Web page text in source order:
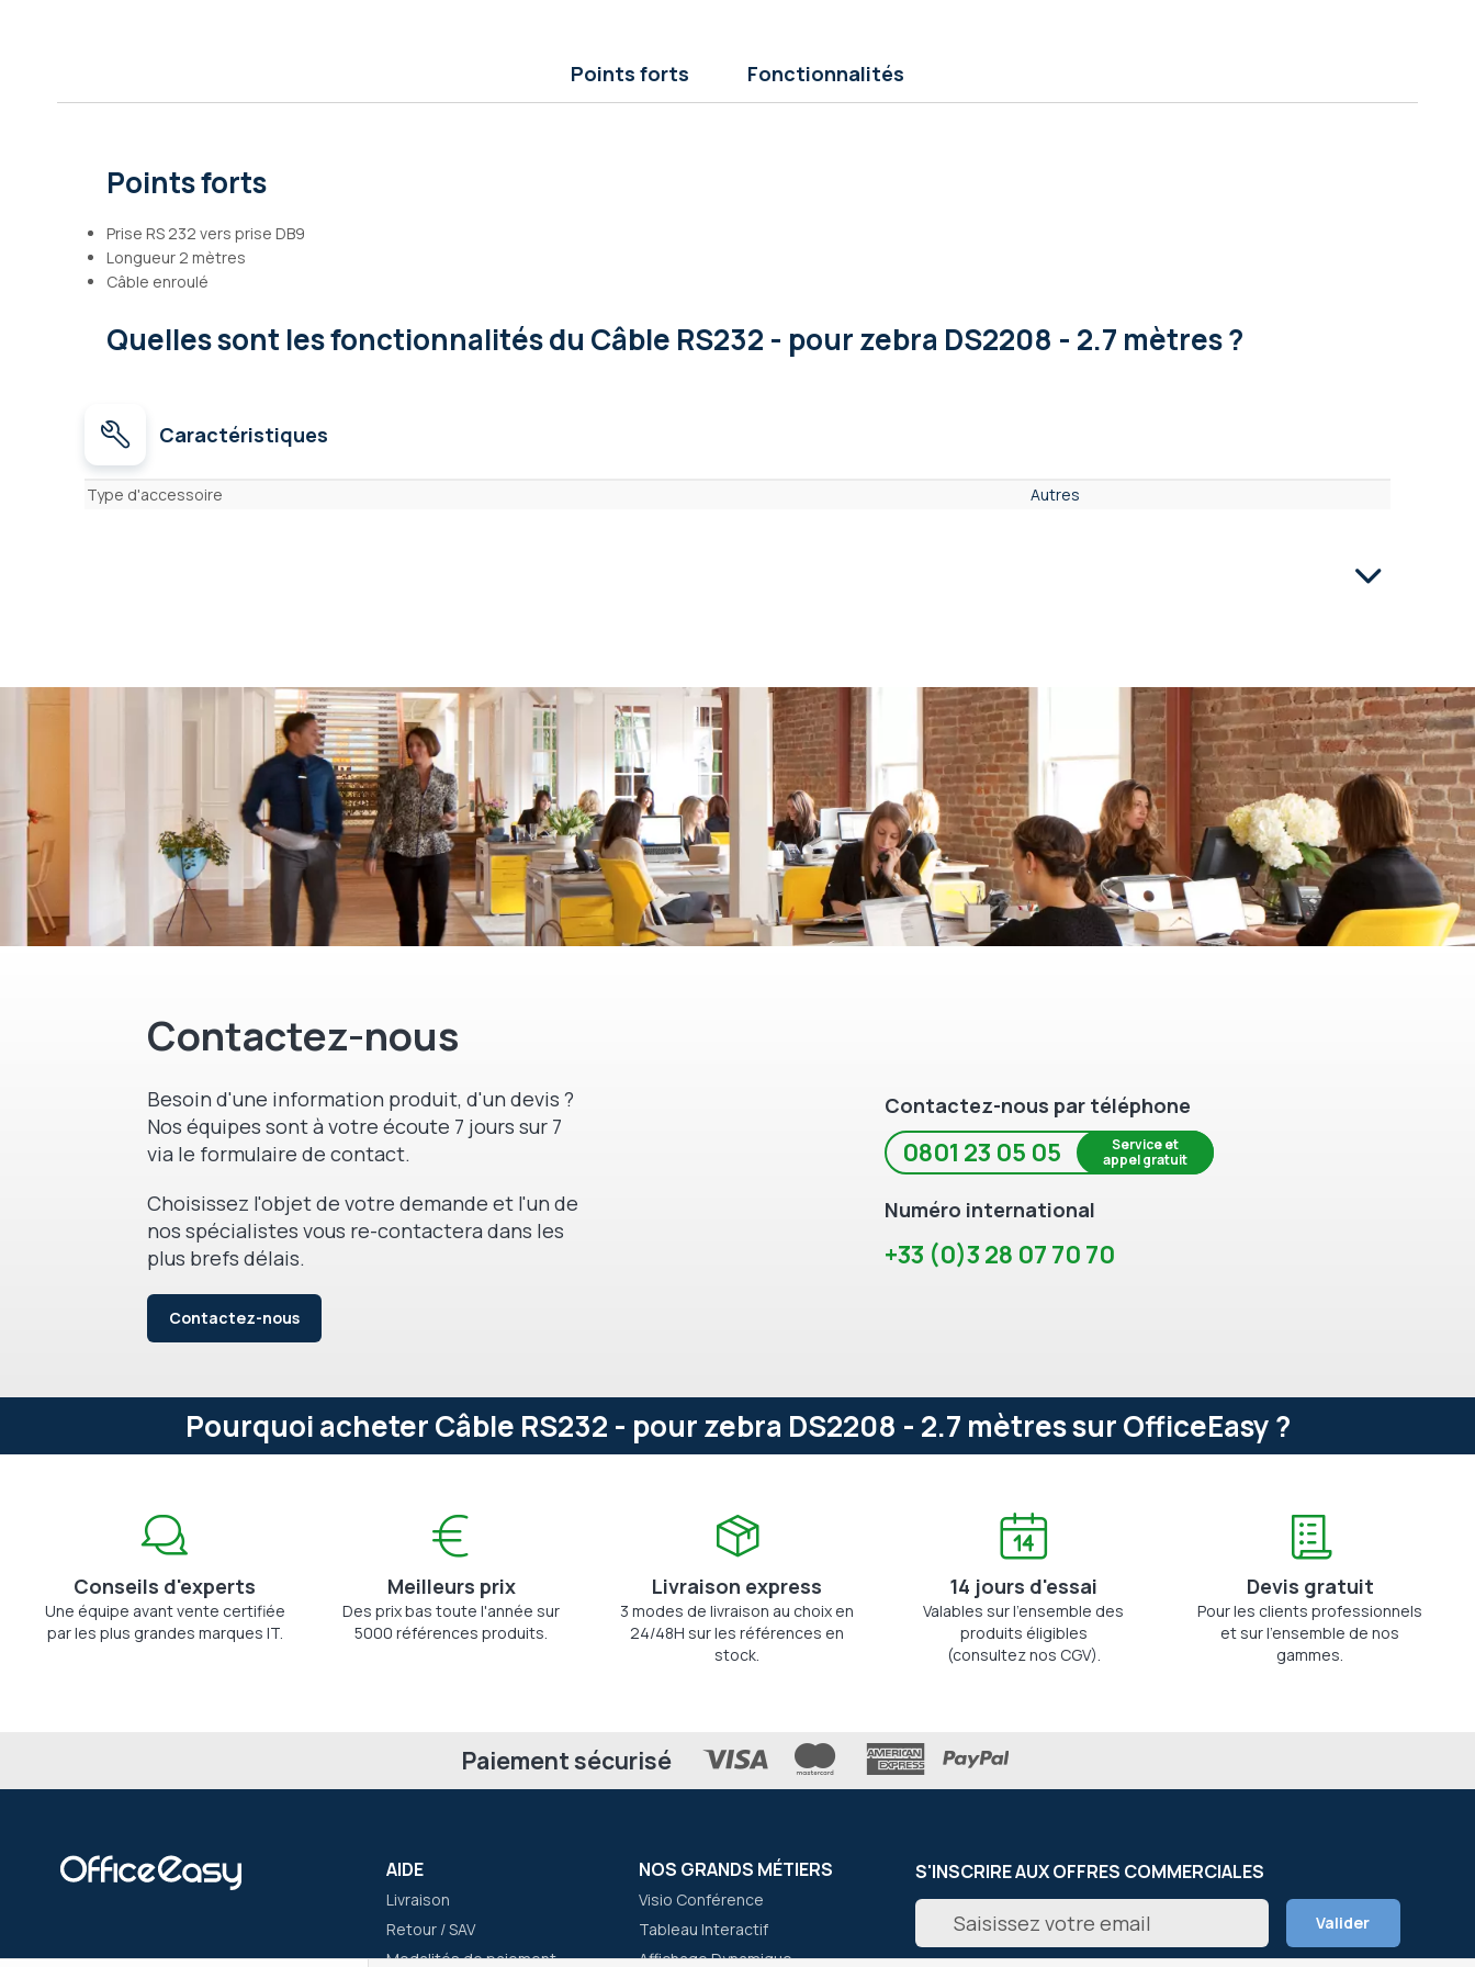
Points forts Fonctionnalités
Points forts
Prise RS 232 vers prise DB9
Longueur 2 mètres
Câble enroulé
Quelles sont les fonctionnalitésdu Câble RS232 - pour zebra DS2208 - 2.7 mètres ?
Caractéristiques
Caractéristiques
Type d'accessoire Autres
Contactez-nous
Besoin d'une information produit, d'un devis ?
Nos équipes sont à votre écoute 7 jours sur 7
via le formulaire de contact.
Choisissez l'objet de votre demande et l'un de
nos spécialistes vous re-contactera dans les
plus brefs délais.
Contactez-nous
Contactez-nous par téléphone
0801 23 05 05
Service et
appel gratuit
Numéro international
+33 (0)3 28 07 70 70
Pourquoi acheter Câble RS232 - pour zebra DS2208 - 2.7 mètres sur OfficeEasy ?
Conseils d'experts
Une équipe avant vente certifiée
par les plus grandes marques IT.
Meilleurs prix
Des prix bas toute l'année sur
5000 références produits.
Livraison express
3 modes de livraison au choix en
24/48H sur les références en
stock.
14 jours d'essai
Valables sur l'ensemble des
produits éligibles
(consultez nos CGV).
Devis gratuit
Pour les clients professionnels
et sur l'ensemble de nos
gammes.
Paiement sécurisé
AIDE
Livraison
Retour / SAV
Modalités de paiement
NOS GRANDS MÉTIERS
Visio Conférence
Tableau Interactif
Affichage Dynamique
S'INSCRIRE AUX OFFRES COMMERCIALES
Inscription
notre
Valider